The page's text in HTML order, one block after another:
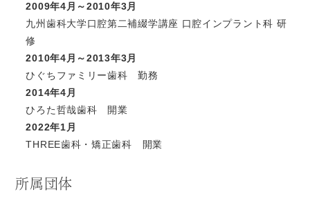
2009年4月～2010年3月
九州歯科大学口腔第二補綴学講座 口腔インプラント科 研
修
2010年4月～2013年3月
ひぐちファミリー歯科 勤務
2014年4月
ひろた哲哉歯科 開業
2022年1月
THREE歯科・矯正歯科 開業
所属団体